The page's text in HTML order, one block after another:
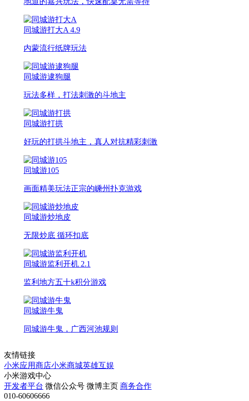
同城游打大A 4.9
内蒙流行纸牌玩法
同城游逮狗腿
玩法多样，打法刺激的斗地主
同城游打拱
好玩的打拱斗地主，真人对抗精彩刺激
同城游105
画面精美玩法正宗的嵊州扑克游戏
同城游炒地皮
无限炒底 循环扣底
同城游监利开机 2.1
监利地方五十k积分游戏
同城游牛鬼
同城游牛鬼，广西河池规则
友情链接
小米应用商店小米商城英雄互娱
小米游戏中心
开发者平台 微信公众号 微博主页 商务合作
010-60606666